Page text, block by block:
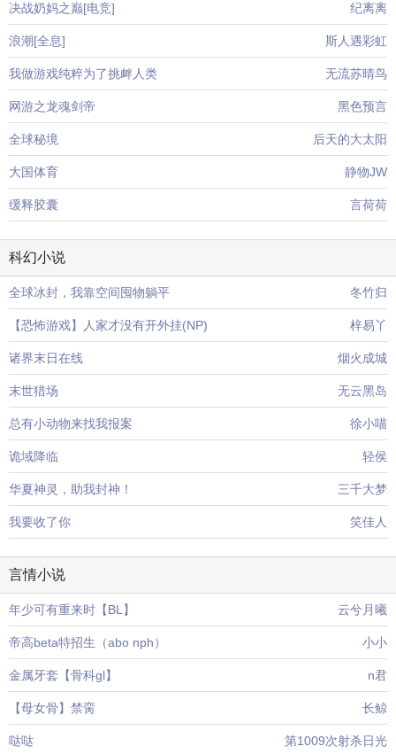
决战奶妈之巅[电竞] 纪离离
浪潮[全息] 斯人遇彩虹
我做游戏纯粹为了挑衅人类 无流苏晴鸟
网游之龙魂剑帝 黑色预言
全球秘境 后天的大太阳
大国体育 静物JW
缓释胶囊 言荷荷
科幻小说
全球冰封，我靠空间囤物躺平 冬竹归
【恐怖游戏】人家才没有开外挂(NP) 梓易丫
诸界末日在线 烟火成城
末世猎场 无云黑岛
总有小动物来找我报案 徐小喵
诡域降临 轻侯
华夏神灵，助我封神！ 三千大梦
我要收了你 笑佳人
言情小说
年少可有重来时【BL】 云兮月曦
帝高beta特招生（abo nph） 小小
金属牙套【骨科gl】 n君
【母女骨】禁脔 长鲸
哒哒 第1009次射杀日光